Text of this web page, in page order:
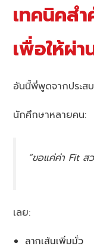
เทคนิคส
เพื่อให้ผ่
อันนี้พี่พูดจากประส
นักศึกษาหลายคน:
“ขอแค่ค่า Fit ส
เลย:
ลากเส้นเพิ่มมั่ว